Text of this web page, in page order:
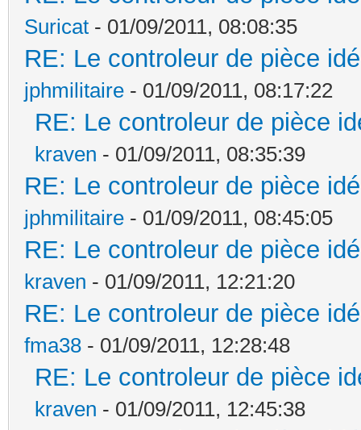
Suricat - 01/09/2011, 08:08:35
RE: Le controleur de pièce
jphmilitaire - 01/09/2011, 08:17:22
RE: Le controleur de pièce
kraven - 01/09/2011, 08:35:39
RE: Le controleur de pièce
jphmilitaire - 01/09/2011, 08:45:05
RE: Le controleur de pièce
kraven - 01/09/2011, 12:21:20
RE: Le controleur de pièce
fma38 - 01/09/2011, 12:28:48
RE: Le controleur de pièce
kraven - 01/09/2011, 12:45:38